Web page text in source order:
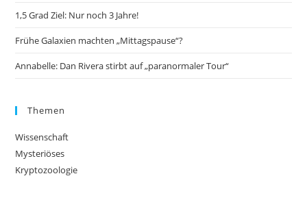
1,5 Grad Ziel: Nur noch 3 Jahre!
Frühe Galaxien machten „Mittagspause“?
Annabelle: Dan Rivera stirbt auf „paranormaler Tour“
Themen
Wissenschaft
Mysteriöses
Kryptozoologie